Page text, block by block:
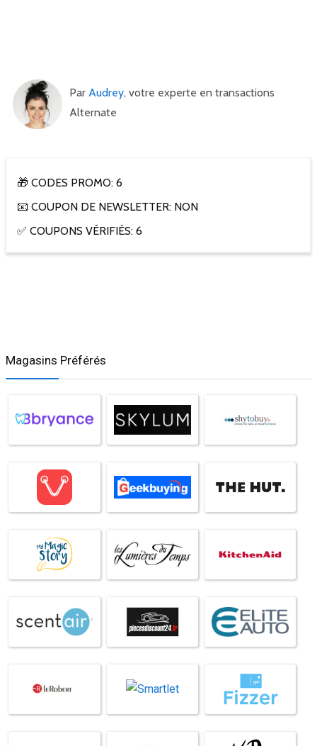
Par Audrey, votre experte en transactions
Alternate
🎁 CODES PROMO: 6
📧 COUPON DE NEWSLETTER: NON
✅ COUPONS VÉRIFIÉS: 6
Magasins Préférés